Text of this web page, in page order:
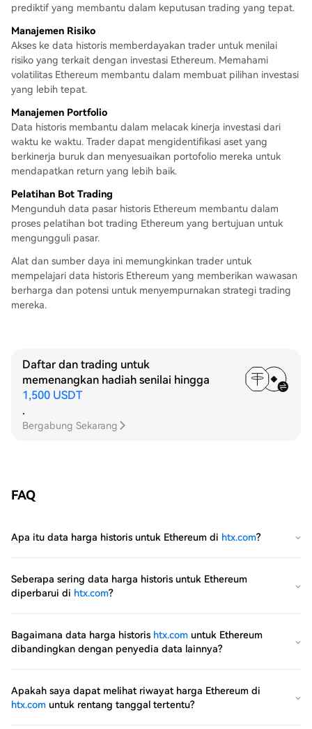
prediktif yang membantu dalam keputusan trading yang tepat.
Manajemen Risiko
Akses ke data historis memberdayakan trader untuk menilai
risiko yang terkait dengan investasi Ethereum. Memahami
volatilitas Ethereum membantu dalam membuat pilihan investasi
yang lebih tepat.
Manajemen Portfolio
Data historis membantu dalam melacak kinerja investasi dari
waktu ke waktu. Trader dapat mengidentifikasi aset yang
berkinerja buruk dan menyesuaikan portofolio mereka untuk
mendapatkan return yang lebih baik.
Pelatihan Bot Trading
Mengunduh data pasar historis Ethereum membantu dalam
proses pelatihan bot trading Ethereum yang bertujuan untuk
mengungguli pasar.
Alat dan sumber daya ini memungkinkan trader untuk
mempelajari data historis Ethereum yang memberikan wawasan
berharga dan potensi untuk menyempurnakan strategi trading
mereka.
Daftar dan trading untuk
memenangkan hadiah senilai hingga
1,500 USDT
.
Bergabung Sekarang
FAQ
Apa itu data harga historis untuk Ethereum di htx.com?
Seberapa sering data harga historis untuk Ethereum
diperbarui di htx.com?
Bagaimana data harga historis htx.com untuk Ethereum
dibandingkan dengan penyedia data lainnya?
Apakah saya dapat melihat riwayat harga Ethereum di
htx.com untuk rentang tanggal tertentu?